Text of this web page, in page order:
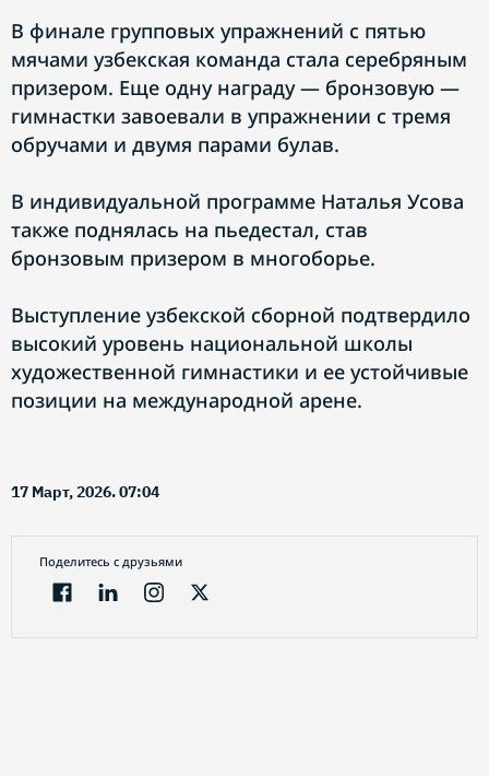
В финале групповых упражнений с пятью
мячами узбекская команда стала серебряным
призером. Еще одну награду — бронзовую —
гимнастки завоевали в упражнении с тремя
обручами и двумя парами булав.
В индивидуальной программе Наталья Усова
также поднялась на пьедестал, став
бронзовым призером в многоборье.
Выступление узбекской сборной подтвердило
высокий уровень национальной школы
художественной гимнастики и ее устойчивые
позиции на международной арене.
17 Март, 2026. 07:04
Поделитесь с друзьями